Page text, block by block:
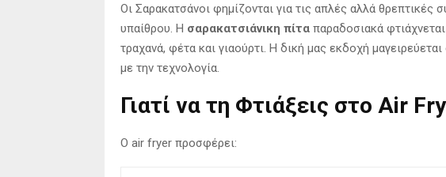
Οι Σαρακατσάνοι φημίζονται για τις απλές αλλά θρεπτικές
υπαίθρου. Η σαρακατσιάνικη πίτα παραδοσιακά
τραχανά, φέτα και γιαούρτι. Η δική μας εκδοχή μαγειρεύεται
με την τεχνολογία.
Γιατί να τη Φτιάξεις στο Air
Ο air fryer προσφέρει: